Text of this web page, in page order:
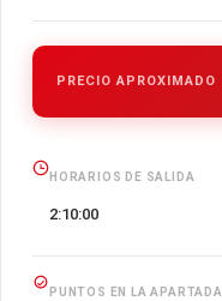
PRECIO APROXIMADO
HORARIOS DE SALIDA
2:10:00
PUNTOS EN LA APARTADA